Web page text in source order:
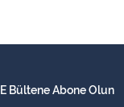
E Bültene Abone Olun